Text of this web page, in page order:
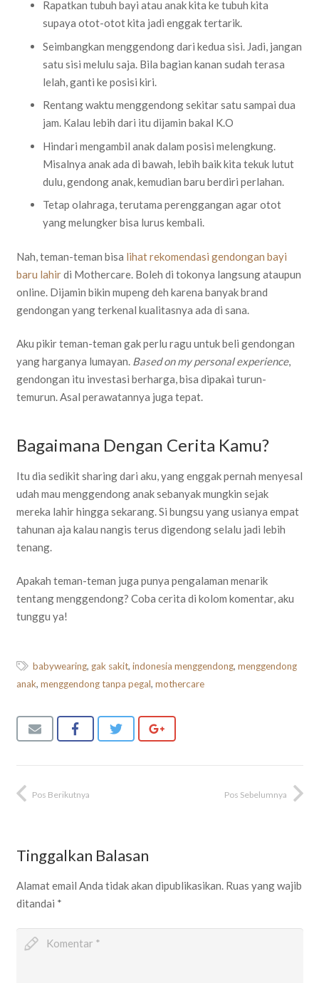
Rapatkan tubuh bayi atau anak kita ke tubuh kita
supaya otot-otot kita jadi enggak tertarik.
Seimbangkan menggendong dari kedua sisi. Jadi, jangan
satu sisi melulu saja. Bila bagian kanan sudah terasa
lelah, ganti ke posisi kiri.
Rentang waktu menggendong sekitar satu sampai dua
jam. Kalau lebih dari itu dijamin bakal K.O
Hindari mengambil anak dalam posisi melengkung.
Misalnya anak ada di bawah, lebih baik kita tekuk lutut
dulu, gendong anak, kemudian baru berdiri perlahan.
Tetap olahraga, terutama perenggangan agar otot
yang melungker bisa lurus kembali.
Nah, teman-teman bisa lihat rekomendasi gendongan bayi
baru lahirdi Mothercare. Boleh di tokonya langsung ataupun
online. Dijamin bikin mupeng deh karena banyak brand
gendongan yang terkenal kualitasnya ada di sana.
Aku pikir teman-teman gak perlu ragu untuk beli gendongan
yang harganya lumayan.Based on my personal experience,
gendongan itu investasi berharga, bisa dipakai turun-
temurun. Asal perawatannya juga tepat.
Bagaimana Dengan Cerita Kamu?
Itu dia sedikit sharing dari aku, yang enggak pernah menyesal
udah mau menggendong anak sebanyak mungkin sejak
mereka lahir hingga sekarang. Si bungsu yang usianya empat
tahunan aja kalau nangis terus digendong selalu jadi lebih
tenang.
Apakah teman-teman juga punya pengalaman menarik
tentang menggendong? Coba cerita di kolom komentar, aku
tunggu ya!
babywearing, gak sakit, indonesia menggendong, menggendong
anak, menggendong tanpa pegal, mothercare
Pos Sebelumnya
Pos Berikutnya
Tinggalkan Balasan
Alamat email Anda tidak akan dipublikasikan. Ruas yang wajib
ditandai *